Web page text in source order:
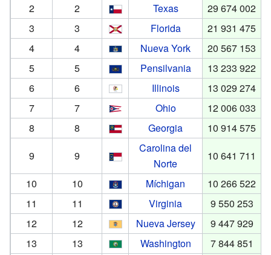
2
2 Texas
29 674 002
3
3 Florida
21 931 475
4
4 Nueva York
20 567 153
5
5 Pensilvania
13 233 922
6
6 Illinois
13 029 274
7
7 Ohio
12 006 033
8
8 Georgia
10 914 575
9
9
Carolina del
Norte
10 641 711
10
10 Míchigan
10 266 522
11
11 Virginia
9 550 253
12
12 Nueva Jersey
9 447 929
13
13 Washington
7 844 851